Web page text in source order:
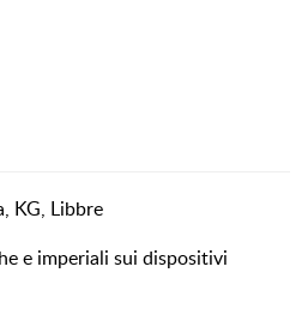
KG, Libbre
e imperiali sui dispositivi